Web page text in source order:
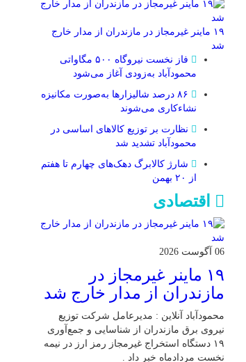
۱۹ ماینر غیرمجاز در مازندران از مدار خارج
شد
فاز نخست نیروگاه ۵۰۰ مگاواتی
محمودآباد به‌زودی آغاز می‌شود
۸۶ درصد شالیزارها به‌صورت مکانیزه
نشاءکاری می‌شوند
نظارت بر توزیع کالا‌های اساسی در
محمودآباد تشدید شد
شارژ کالابرگ دهک‌های چهارم تا هفتم
از ۲۰ بهمن
اقتصادی
06 آگوست 2026
۱۹ ماینر غیرمجاز در
مازندران از مدار خارج شد
محمودآباد آنلاین : مدیرعامل شرکت توزیع
نیروی برق مازندران از شناسایی و جمع‌آوری
۱۹ دستگاه استخراج غیرمجاز رمز ارز در نیمه
نخست مردادماه خبر داد .